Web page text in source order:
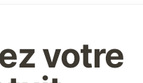
votre